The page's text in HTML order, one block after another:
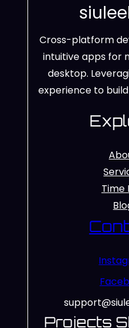
Cross-platform
intuitive apps for
desktop.
experience to
Time
Projects